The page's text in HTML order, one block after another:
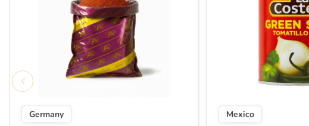
Germany Mexico